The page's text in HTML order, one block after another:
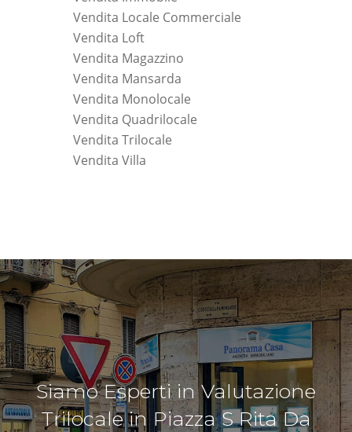
Vendita Locale Commerciale
Vendita Loft
Vendita Magazzino
Vendita Mansarda
Vendita Monolocale
Vendita Quadrilocale
Vendita Trilocale
Vendita Villa
Siamo Esperti in Valutazione
Trilocale in Piazza S Rita Da